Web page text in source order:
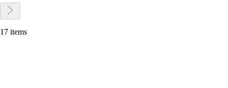
17 items